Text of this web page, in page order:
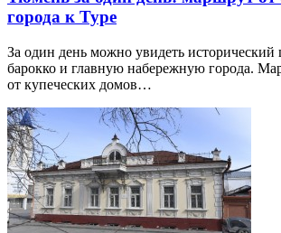
города к Туре
За один день можно увидеть исторический
барокко и главную набережную города.
от купеческих домов…